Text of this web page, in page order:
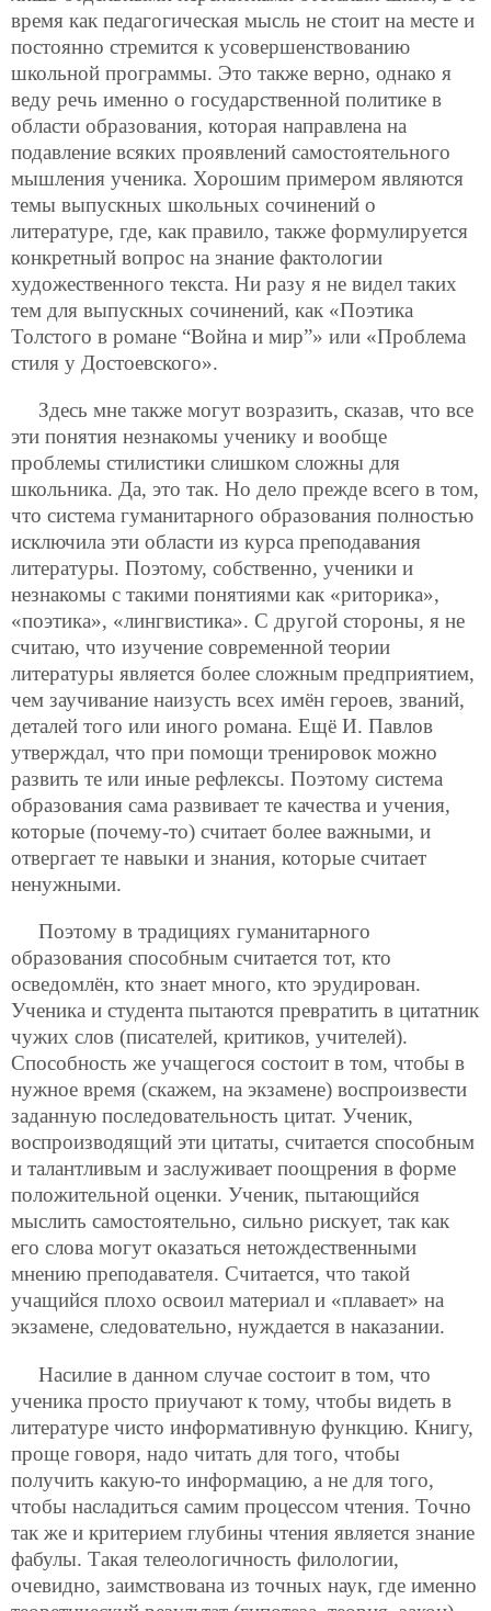
время как педагогическая мысль не стоит на месте и
постоянно стремится к усовершенствованию
школьной программы. Это также верно, однако я
веду речь именно о государственной политике в
области образования, которая направлена на
подавление всяких проявлений самостоятельного
мышления ученика. Хорошим примером являются
темы выпускных школьных сочинений о
литературе, где, как правило, также формулируется
конкретный вопрос на знание фактологии
художественного текста. Ни разу я не видел таких
тем для выпускных сочинений, как «Поэтика
Толстого в романе “Война и мир”» или «Проблема
стиля у Достоевского».
Здесь мне также могут возразить, сказав, что все
эти понятия незнакомы ученику и вообще
проблемы стилистики слишком сложны для
школьника. Да, это так. Но дело прежде всего в том,
что система гуманитарного образования полностью
исключила эти области из курса преподавания
литературы. Поэтому, собственно, ученики и
незнакомы с такими понятиями как «риторика»,
«поэтика», «лингвистика». С другой стороны, я не
считаю, что изучение современной теории
литературы является более сложным предприятием,
чем заучивание наизусть всех имён героев, званий,
деталей того или иного романа. Ещё И. Павлов
утверждал, что при помощи тренировок можно
развить те или иные рефлексы. Поэтому система
образования сама развивает те качества и учения,
которые (почему-то) считает более важными, и
отвергает те навыки и знания, которые считает
ненужными.
Поэтому в традициях гуманитарного
образования способным считается тот, кто
осведомлён, кто знает много, кто эрудирован.
Ученика и студента пытаются превратить в цитатник
чужих слов (писателей, критиков, учителей).
Способность же учащегося состоит в том, чтобы в
нужное время (скажем, на экзамене) воспроизвести
заданную последовательность цитат. Ученик,
воспроизводящий эти цитаты, считается способным
и талантливым и заслуживает поощрения в форме
положительной оценки. Ученик, пытающийся
мыслить самостоятельно, сильно рискует, так как
его слова могут оказаться нетождественными
мнению преподавателя. Считается, что такой
учащийся плохо освоил материал и «плавает» на
экзамене, следовательно, нуждается в наказании.
Насилие в данном случае состоит в том, что
ученика просто приучают к тому, чтобы видеть в
литературе чисто информативную функцию. Книгу,
проще говоря, надо читать для того, чтобы
получить какую-то информацию, а не для того,
чтобы насладиться самим процессом чтения. Точно
так же и критерием глубины чтения является знание
фабулы. Такая телеологичность филологии,
очевидно, заимствована из точных наук, где именно